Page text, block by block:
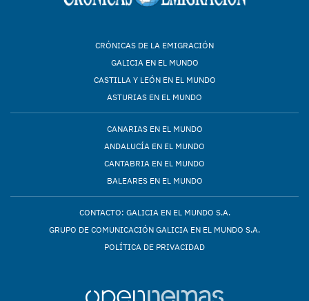
CRÓNICAS DE LA EMIGRACIÓN
GALICIA EN EL MUNDO
CASTILLA Y LEÓN EN EL MUNDO
ASTURIAS EN EL MUNDO
CANARIAS EN EL MUNDO
ANDALUCÍA EN EL MUNDO
CANTABRIA EN EL MUNDO
BALEARES EN EL MUNDO
CONTACTO: GALICIA EN EL MUNDO S.A.
GRUPO DE COMUNICACIÓN GALICIA EN EL MUNDO S.A.
POLÍTICA DE PRIVACIDAD